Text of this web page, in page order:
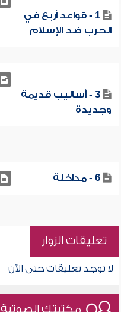
1 - قواعد أربع في
الحرب ضد الإسلام
3 - أساليب قديمة
وجديدة
6 - مداخلة
تعليقات الزوار
لا توجد تعليقات حتى الآن
مكتبتك الصوتية